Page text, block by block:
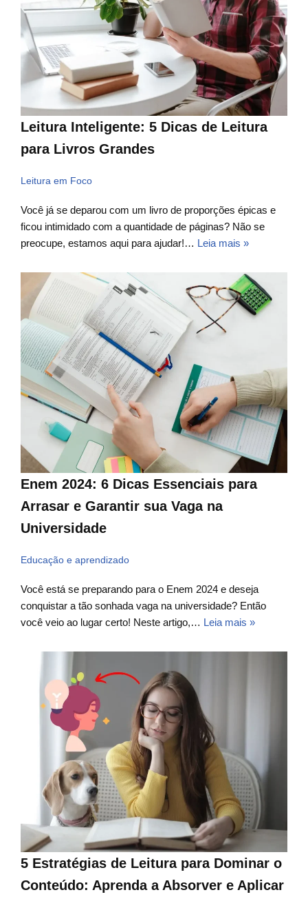
Leitura Inteligente: 5 Dicas de Leitura
para Livros Grandes
Leitura em Foco
Você já se deparou com um livro de proporções épicas e
ficou intimidado com a quantidade de páginas? Não se
preocupe, estamos aqui para ajudar!… Leia mais »
Enem 2024: 6 Dicas Essenciais para
Arrasar e Garantir sua Vaga na
Universidade
Educação e aprendizado
Você está se preparando para o Enem 2024 e deseja
conquistar a tão sonhada vaga na universidade? Então
você veio ao lugar certo! Neste artigo,… Leia mais »
5 Estratégias de Leitura para Dominar o
Conteúdo: Aprenda a Absorver e Aplicar